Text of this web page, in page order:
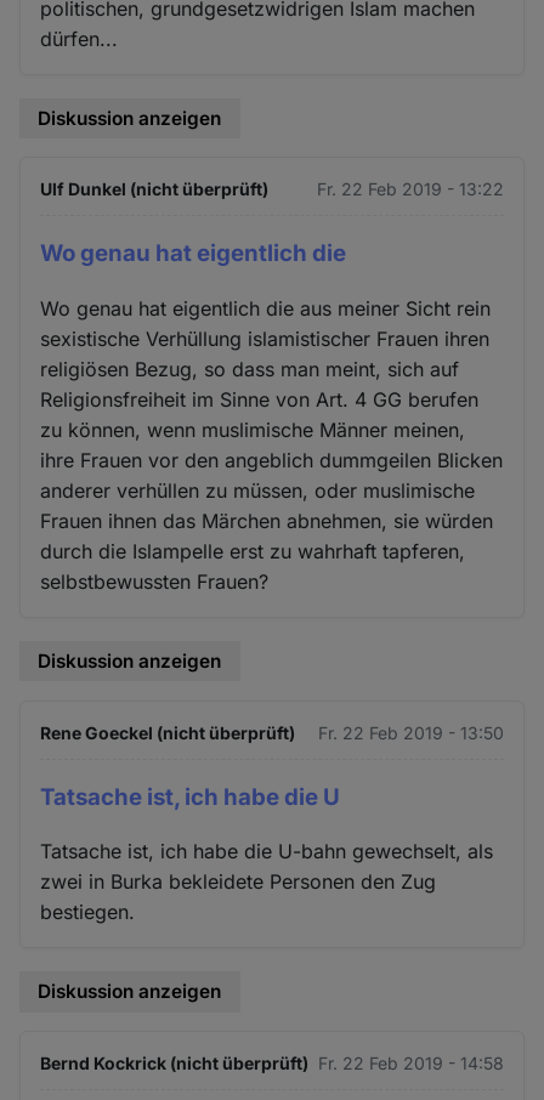
politischen, grundgesetzwidrigen Islam machen
dürfen...
Diskussion anzeigen
Ulf Dunkel (nicht überprüft) Fr. 22 Feb 2019 - 13:22
Wo genau hat eigentlich die
Wo genau hat eigentlich die aus meiner Sicht rein
sexistische Verhüllung islamistischer Frauen ihren
religiösen Bezug, so dass man meint, sich auf
Religionsfreiheit im Sinne von Art. 4 GG berufen
zu können, wenn muslimische Männer meinen,
ihre Frauen vor den angeblich dummgeilen Blicken
anderer verhüllen zu müssen, oder muslimische
Frauen ihnen das Märchen abnehmen, sie würden
durch die Islampelle erst zu wahrhaft tapferen,
selbstbewussten Frauen?
Diskussion anzeigen
Rene Goeckel (nicht überprüft) Fr. 22 Feb 2019 - 13:50
Tatsache ist, ich habe die U
Tatsache ist, ich habe die U-bahn gewechselt, als
zwei in Burka bekleidete Personen den Zug
bestiegen.
Diskussion anzeigen
Bernd Kockrick (nicht überprüft) Fr. 22 Feb 2019 - 14:58